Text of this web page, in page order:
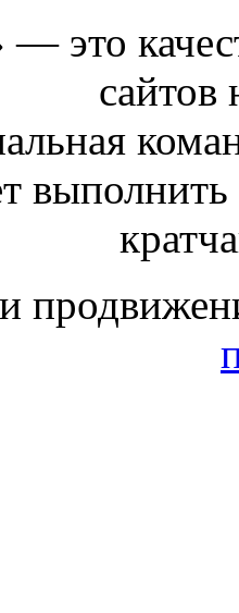
это
сайтов